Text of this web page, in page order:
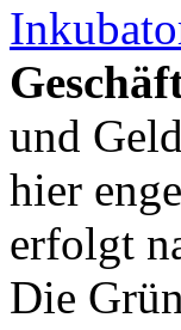
und
hier
erfolgt
Die